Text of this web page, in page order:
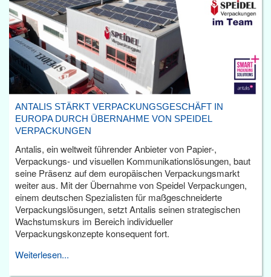
ANTALIS STÄRKT VERPACKUNGSGESCHÄFT IN
EUROPA DURCH ÜBERNAHME VON SPEIDEL
VERPACKUNGEN
Antalis, ein weltweit führender Anbieter von Papier-,
Verpackungs- und visuellen Kommunikationslösungen, baut
seine Präsenz auf dem europäischen Verpackungsmarkt
weiter aus. Mit der Übernahme von Speidel Verpackungen,
einem deutschen Spezialisten für maßgeschneiderte
Verpackungslösungen, setzt Antalis seinen strategischen
Wachstumskurs im Bereich individueller
Verpackungskonzepte konsequent fort.
Weiterlesen...